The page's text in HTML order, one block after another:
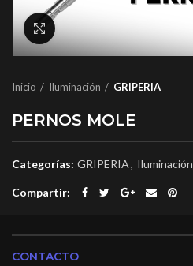
Inicio Iluminación GRIPERIA
PERNOS MOLE
Categorías: GRIPERIA, Iluminación
Compartir
CONTACTO